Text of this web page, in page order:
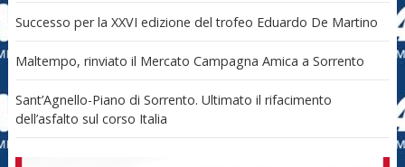
Successo per la XXVI edizione del trofeo Eduardo De Martino
Maltempo, rinviato il Mercato Campagna Amica a Sorrento
Sant’Agnello-Piano di Sorrento. Ultimato il rifacimento
dell’asfalto sul corso Italia